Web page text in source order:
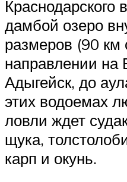
дамбой озеро
размеров (90 км
направлении на
Адыгейск, до
этих водоемах
ловли ждет
щука,
карп и окунь.